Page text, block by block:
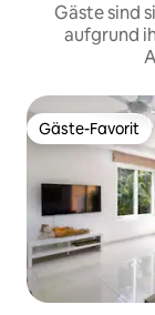
Gäste sind
aufgrund
Gäste-Favorit
Gäste-Favorit